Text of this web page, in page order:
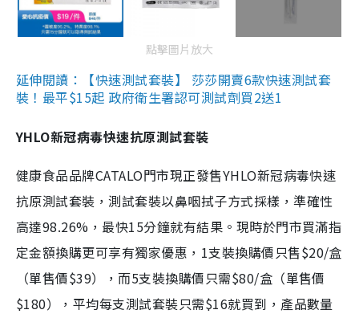
點擊圖片放大
延伸閱讀：【快速測試套裝】 莎莎開賣6款快速測試套
裝！最平$15起 政府衛生署認可測試劑買2送1
YHLO新冠病毒快速抗原測試套裝
健康食品品牌CATALO門市現正發售YHLO新冠病毒快速
抗原測試套裝，測試套裝以鼻咽拭子方式採樣，準確性
高達98.26%，最快15分鐘就有結果。現時於門市買滿指
定金額換購更可享有獨家優惠，1支裝換購價只售$20/盒
（單售價$39），而5支裝換購價只需$80/盒（單售價
$180），平均每支測試套裝只需$16就買到，產品數量